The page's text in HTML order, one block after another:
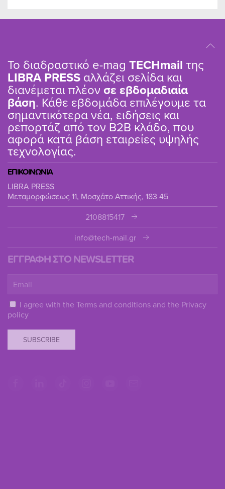
Το διαδραστικό e-mag TΕCHmail της
LIBRA PRESS αλλάζει σελίδα και
διανέμεται πλέον σε εβδομαδιαία
βάση. Κάθε εβδομάδα επιλέγουμε τα
σημαντικότερα νέα, ειδήσεις και
ρεπορτάζ από τον B2B κλάδο, που
αφορά κατά βάση εταιρείες υψηλής
τεχνολογίας.
ΕΠΙΚΟΙΝΩΝΙΑ
LIBRA PRESS
Μεταμορφώσεως 11, Μοσχάτο Αττικής, 183 45
2108815417
info@tech-mail.gr
ΕΓΓΡΑΦΗ ΣΤΟ NEWSLETTER
I agree with the Terms and conditions and the Privacy
policy
SUBSCRIBE